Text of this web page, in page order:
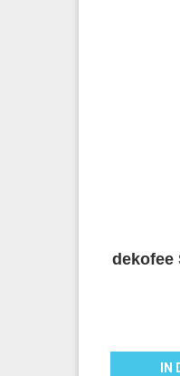
dekofee
IN